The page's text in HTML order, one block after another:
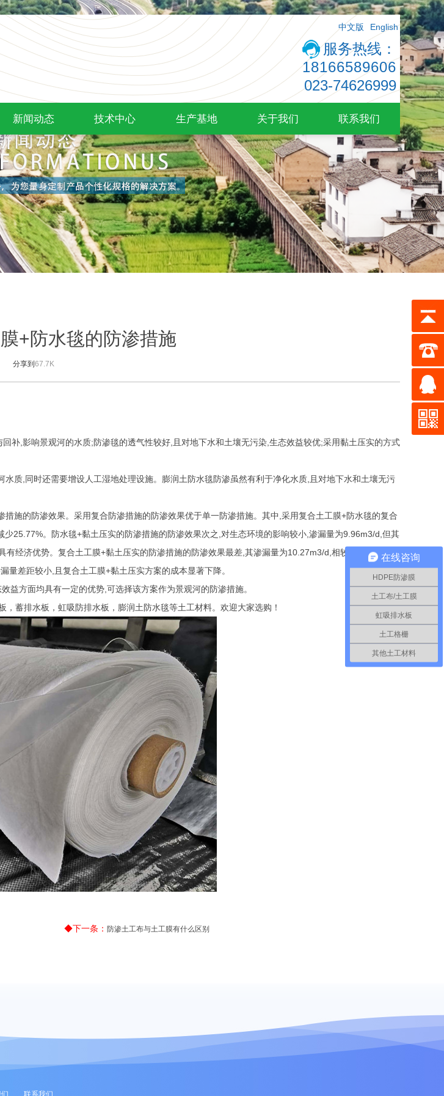
中文版 English
服务热线：
18166589606
023-74626999
新闻动态 技术中心 生产基地 关于我们 联系我们
+防水毯的防渗措施
分享到 67.7K
回补,影响景观河的水质;防渗毯的透气性较好, 且对地下水和土壤无污染,生态效益较优;采用黏土压实的方式
水质,同时还需要增设人工湿地处理设施。膨润土防水毯防渗虽然有利于净化水质, 且对地下水和土壤无污
措施的防渗效果。采用复合防渗措施的防渗效果优于单一防渗措施。其中,采用复合土工膜+防水毯的复合
少25.77%。防水毯+黏土压实的防渗措施的防渗效果次之,对生态环境的影响较小,渗漏量为9.96m3/d,但其
有经济优势。复合土工膜+黏土压实的防渗措施的防渗效果最差,其渗漏量为10.27m3/d,相较于复合土工膜
量差距较小, 且复合土工膜+黏土压实方案的成本显著下降。
益方面均具有一定的优势,可选择该方案作为景观河的防渗措施。
，蓄排水板，虹吸防排水板，膨润土防水毯等土工材料。欢迎大家选购！
◆下一条： 防渗土工布与土工膜有什么区别
在线咨询
HDPE防渗膜
土工布/土工膜
虹吸排水板
土工格栅
其他土工材料